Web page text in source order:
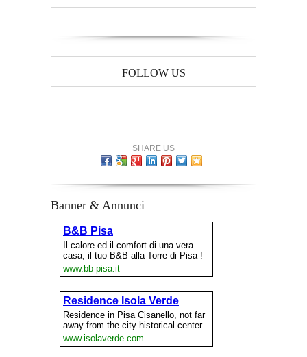
FOLLOW US
SHARE US
Banner & Annunci